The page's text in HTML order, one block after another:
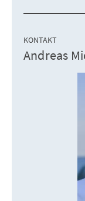
KONTAKT
Andreas